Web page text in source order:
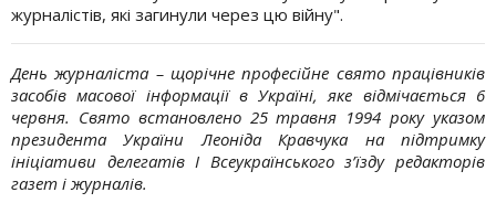
журналістів, які загинули через цю війну".
День журналіста – щорічне професійне свято працівників
засобів масової інформації в Україні, яке відмічається 6
червня. Свято встановлено 25 травня 1994 року указом
президента України Леоніда Кравчука на підтримку
ініціативи делегатів I Всеукраїнського з’їзду редакторів
газет і журналів.